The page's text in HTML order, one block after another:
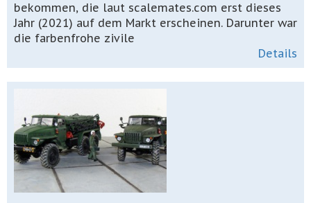
bekommen, die laut scalemates.com erst dieses
Jahr (2021) auf dem Markt erscheinen. Darunter war
die farbenfrohe zivile
Details